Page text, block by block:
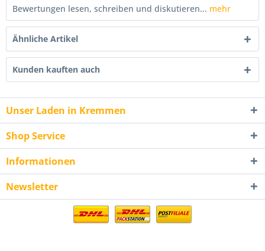
Bewertungen lesen, schreiben und diskutieren... mehr
Ähnliche Artikel
Kunden kauften auch
Unser Laden in Kremmen
Shop Service
Informationen
Newsletter